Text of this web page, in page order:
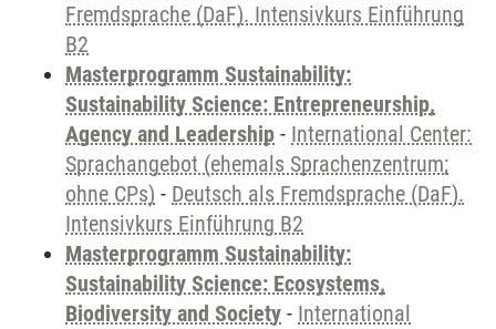
Fremdsprache (DaF). Intensivkurs Einführung
B2
Masterprogramm Sustainability:
Sustainability Science: Entrepreneurship,
Agency and Leadership - International Center:
Sprachangebot (ehemals Sprachenzentrum;
ohne CPs) - Deutsch als Fremdsprache (DaF).
Intensivkurs Einführung B2
Masterprogramm Sustainability:
Sustainability Science: Ecosystems,
Biodiversity and Society - International